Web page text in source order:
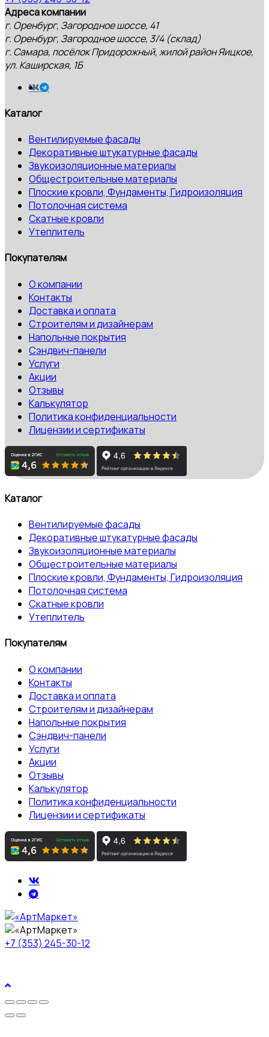
Адреса компании
г. Оренбург, Загородное шоссе, 41
г. Оренбург, Загородное шоссе, 3/4 (склад)
г. Самара, посёлок Придорожный, жилой район Яицкое,
ул. Каширская, 1Б
Каталог
Вентилируемые фасады
Декоративные штукатурные фасады
Звукоизоляционные материалы
Общестроительные материалы
Плоские кровли, Фундаменты, Гидроизоляция
Потолочная система
Скатные кровли
Утеплитель
Покупателям
О компании
Контакты
Доставка и оплата
Строителям и дизайнерам
Напольные покрытия
Сэндвич-панели
Услуги
Акции
Отзывы
Калькулятор
Политика конфиденциальности
Лицензии и сертификаты
Каталог
Вентилируемые фасады
Декоративные штукатурные фасады
Звукоизоляционные материалы
Общестроительные материалы
Плоские кровли, Фундаменты, Гидроизоляция
Потолочная система
Скатные кровли
Утеплитель
Покупателям
О компании
Контакты
Доставка и оплата
Строителям и дизайнерам
Напольные покрытия
Сэндвич-панели
Услуги
Акции
Отзывы
Калькулятор
Политика конфиденциальности
Лицензии и сертификаты
+7 (353) 245-30-12